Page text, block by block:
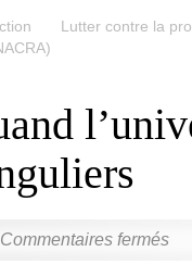
Lutter contre la
Commentaires fermés